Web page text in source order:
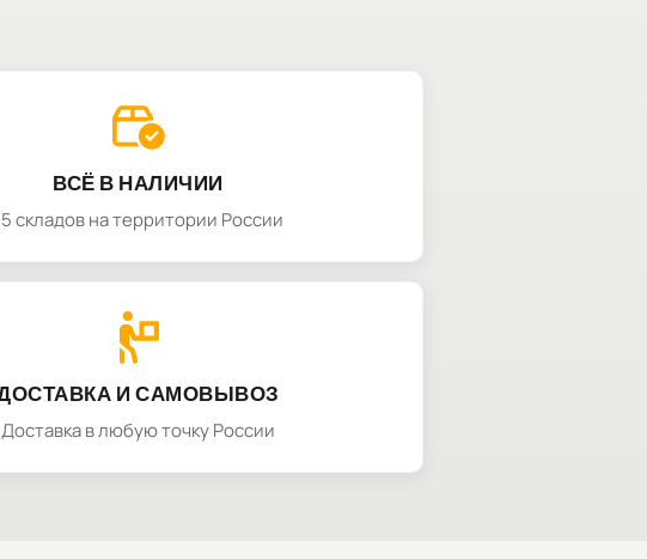
ВСЁ В НАЛИЧИИ
складов на территории России
И САМОВЫВОЗ
Доставка в любую точку России